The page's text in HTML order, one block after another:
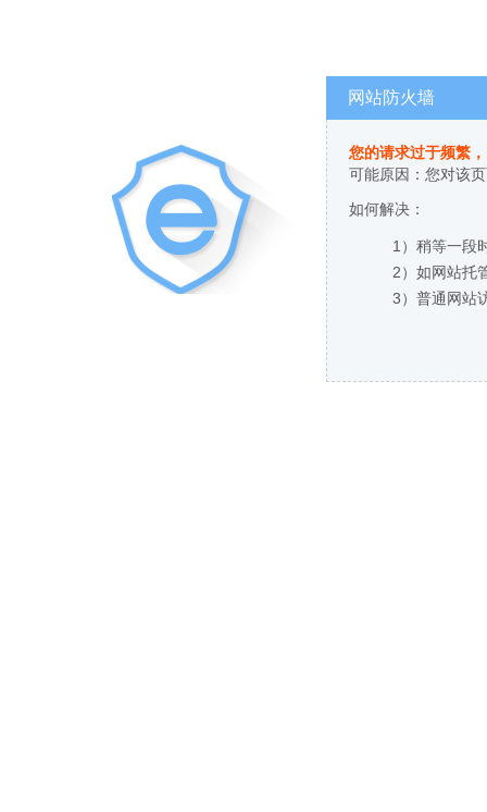
网站防火墙
您的请求过于频繁
可能原因：您对该
如何解决：
1）稍等一段
2）如网站托
3）普通网站